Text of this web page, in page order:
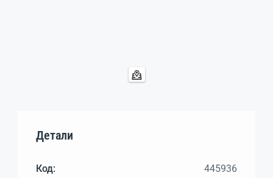
Детали
Код: 445936